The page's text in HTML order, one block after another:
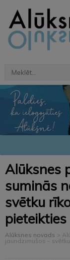
Alūksnes
suminās
svētku
pieteikties
Alūksnes novads >
jaundzimušos –